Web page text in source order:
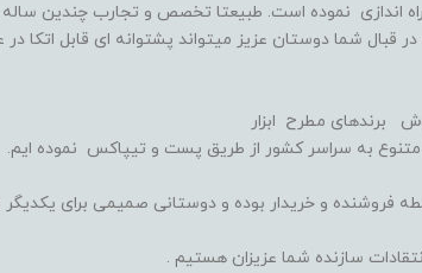
خود را راه اندازی نموده است. طبیعتا تخصص و تجارب چندین
در قبال شما دوستان عزیز میتواند پشتوانه ای قابل اتکا
برندهای مطرح ابزار
به سراسر کشور از طریق پست و تیپاکس نموده ایم.
فروشنده و خریدار بوده و دوستانی صمیمی برای
سازنده شما عزیزان هستیم .